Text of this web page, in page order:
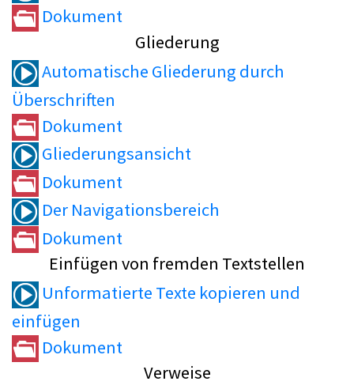
Dokument
Gliederung
Automatische Gliederung durch
Überschriften
Dokument
Gliederungsansicht
Dokument
Der Navigationsbereich
Dokument
Einfügen von fremden Textstellen
Unformatierte Texte kopieren und
einfügen
Dokument
Verweise